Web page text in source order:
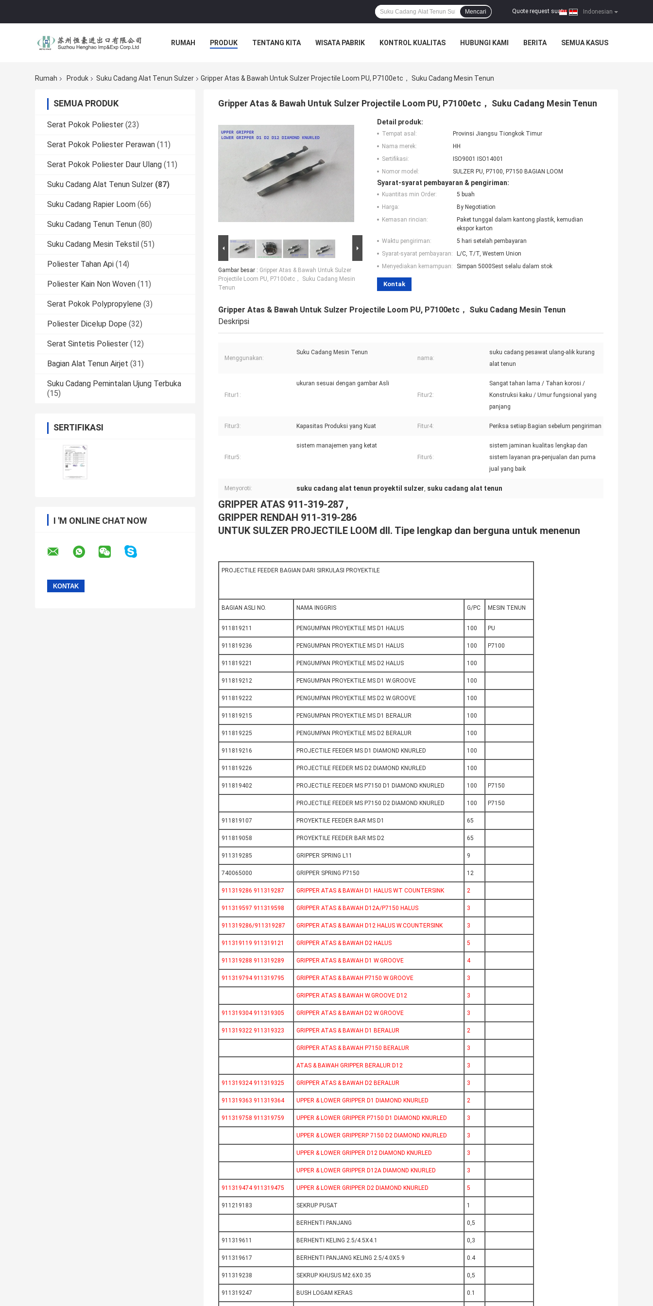
Indonesian
Quote request suatu |
Mencari
RUMAH PRODUK TENTANG KITA WISATA PABRIK KONTROL KUALITAS HUBUNGI KAMI BERITA SEMUA KASUS
Rumah Produk Suku Cadang Alat Tenun Sulzer Gripper Atas & Bawah Untuk Sulzer Projectile Loom PU, P7100etc， Suku Cadang Mesin Tenun
SEMUA PRODUK
Serat Pokok Poliester (23)
Serat Pokok Poliester Perawan (11)
Serat Pokok Poliester Daur Ulang (11)
Suku Cadang Alat Tenun Sulzer (87)
Suku Cadang Rapier Loom (66)
Suku Cadang Tenun Tenun (80)
Suku Cadang Mesin Tekstil (51)
Poliester Tahan Api (14)
Poliester Kain Non Woven (11)
Serat Pokok Polypropylene (3)
Poliester Dicelup Dope (32)
Serat Sintetis Poliester (12)
Bagian Alat Tenun Airjet (31)
Suku Cadang Pemintalan Ujung Terbuka
(15)
SERTIFIKASI
I 'M ONLINE CHAT NOW
Gripper Atas & Bawah Untuk Sulzer Projectile Loom PU, P7100etc， Suku Cadang Mesin Tenun
Gambar besar : Gripper Atas & Bawah Untuk Sulzer
Projectile Loom PU, P7100etc， Suku Cadang Mesin
Tenun
Detail produk:
Tempat asal:
Provinsi Jiangsu Tiongkok Timur
Nama merek:
HH
Sertifikasi:
ISO9001 ISO14001
Nomor model:
SULZER PU, P7100, P7150 BAGIAN LOOM
Syarat-syarat pembayaran & pengiriman:
Kuantitas min Order:
5 buah
Harga:
By Negotiation
Kemasan rincian:
Paket tunggal dalam kantong plastik, kemudian
ekspor karton
Waktu pengiriman:
5 hari setelah pembayaran
Syarat-syarat pembayaran:
L/C, T/T, Western Union
Menyediakan kemampuan:
Simpan 5000Sest selalu dalam stok
Kontak
Gripper Atas & Bawah Untuk Sulzer Projectile Loom PU, P7100etc， Suku Cadang Mesin Tenun
Deskripsi
Menggunakan:
Suku Cadang Mesin Tenun
nama:
suku cadang pesawat ulang-alik kurang
alat tenun
Fitur1:
ukuran sesuai dengan gambar Asli
Fitur2:
Sangat tahan lama / Tahan korosi /
Konstruksi kaku / Umur fungsional yang
panjang
Fitur3: Kapasitas Produksi yang Kuat Fitur4: Periksa setiap Bagian sebelum pengiriman
Fitur5:
sistem manajemen yang ketat
Fitur6:
sistem jaminan kualitas lengkap dan
sistem layanan pra-penjualan dan purna
jual yang baik
Menyoroti: suku cadang alat tenun proyektil sulzer, suku cadang alat tenun
GRIPPER ATAS 911-319-287 ,
GRIPPER RENDAH 911-319-286
UNTUK SULZER PROJECTILE LOOM dll. Tipe lengkap dan berguna untuk menenun
PROJECTILE FEEDER BAGIAN DARI SIRKULASI PROYEKTILE
BAGIAN ASLI NO. NAMA INGGRIS G/PC MESIN TENUN
911819211 PENGUMPAN PROYEKTILE MS D1 HALUS 100 PU
911819236 PENGUMPAN PROYEKTILE MS D1 HALUS 100 P7100
911819221 PENGUMPAN PROYEKTILE MS D2 HALUS 100
911819212 PENGUMPAN PROYEKTILE MS D1 W.GROOVE 100
911819222 PENGUMPAN PROYEKTILE MS D2 W.GROOVE 100
911819215 PENGUMPAN PROYEKTILE MS D1 BERALUR 100
911819225 PENGUMPAN PROYEKTILE MS D2 BERALUR 100
911819216 PROJECTILE FEEDER MS D1 DIAMOND KNURLED 100
911819226 PROJECTILE FEEDER MS D2 DIAMOND KNURLED 100
911819402 PROJECTILE FEEDER MS P7150 D1 DIAMOND KNURLED 100 P7150
PROJECTILE FEEDER MS P7150 D2 DIAMOND KNURLED 100 P7150
911819107 PROYEKTILE FEEDER BAR MS D1 65
911819058 PROYEKTILE FEEDER BAR MS D2 65
911319285 GRIPPER SPRING L11 9
740065000 GRIPPER SPRING P7150 12
911319286 911319287 GRIPPER ATAS & BAWAH D1 HALUS WT COUNTERSINK 2
911319597 911319598 GRIPPER ATAS & BAWAH D12A/P7150 HALUS 3
911319286/911319287 GRIPPER ATAS & BAWAH D12 HALUS W.COUNTERSINK 3
911319119 911319121 GRIPPER ATAS & BAWAH D2 HALUS 5
911319288 911319289 GRIPPER ATAS & BAWAH D1 W.GROOVE 4
911319794 911319795 GRIPPER ATAS & BAWAH P7150 W.GROOVE 3
GRIPPER ATAS & BAWAH W.GROOVE D12 3
911319304 911319305 GRIPPER ATAS & BAWAH D2 W.GROOVE 3
911319322 911319323 GRIPPER ATAS & BAWAH D1 BERALUR 2
GRIPPER ATAS & BAWAH P7150 BERALUR 3
ATAS & BAWAH GRIPPER BERALUR D12 3
911319324 911319325 GRIPPER ATAS & BAWAH D2 BERALUR 3
911319363 911319364 UPPER & LOWER GRIPPER D1 DIAMOND KNURLED 2
911319758 911319759 UPPER & LOWER GRIPPER P7150 D1 DIAMOND KNURLED 3
UPPER & LOWER GRIPPERP 7150 D2 DIAMOND KNURLED 3
UPPER & LOWER GRIPPER D12 DIAMOND KNURLED 3
UPPER & LOWER GRIPPER D12A DIAMOND KNURLED 3
911319474 911319475 UPPER & LOWER GRIPPER D2 DIAMOND KNURLED 5
911219183 SEKRUP PUSAT 1
BERHENTI PANJANG 0,5
911319611 BERHENTI KELING 2.5/4.5X4.1 0,3
911319617 BERHENTI PANJANG KELING 2.5/4.0X5.9 0.4
911319238 SEKRUP KHUSUS M2.6X0.35 0,5
911319247 BUSH LOGAM KERAS 0.1